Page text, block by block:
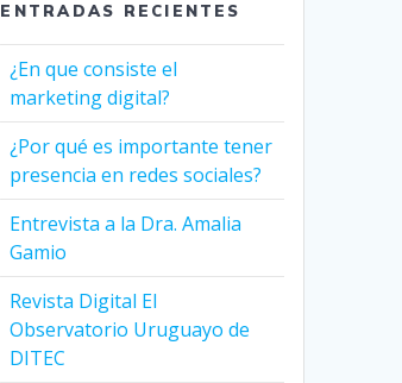
ENTRADAS RECIENTES
¿En que consiste el
marketing digital?
¿Por qué es importante tener
presencia en redes sociales?
Entrevista a la Dra. Amalia
Gamio
Revista Digital El
Observatorio Uruguayo de
DITEC